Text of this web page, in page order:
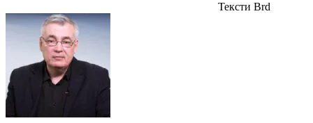
Тексти Brd